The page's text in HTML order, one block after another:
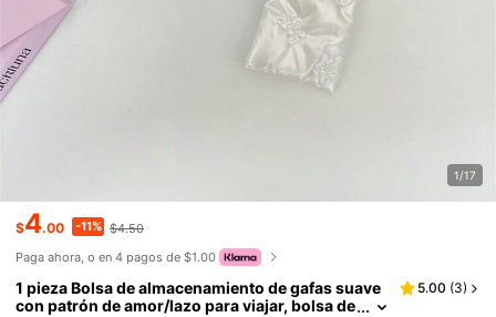
1/17
$4.00 -11% $4.50
Paga ahora, o en 4 pagos de $1.00
1 pieza Bolsa de almacenamiento de gafas suave
con patrón de amor/lazo para viajar, bolsa de
5.00 (3)